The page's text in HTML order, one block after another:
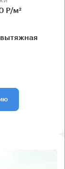
Р/м²